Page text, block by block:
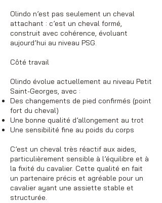
Olindo n’est pas seulement un cheval
attachant : c’est un cheval formé,
construit avec cohérence, évoluant
aujourd’hui au niveau PSG.
Côté travail
Olindo évolue actuellement au niveau Petit
Saint-Georges, avec :
Des changements de pied confirmés (point
fort du cheval)
Une bonne qualité d’allongement au trot
Une sensibilité fine au poids du corps
C’est un cheval très réactif aux aides,
particulièrement sensible à l’équilibre et à
la fixité du cavalier. Cette qualité en fait
un partenaire précis et agréable pour un
cavalier ayant une assiette stable et
structurée.